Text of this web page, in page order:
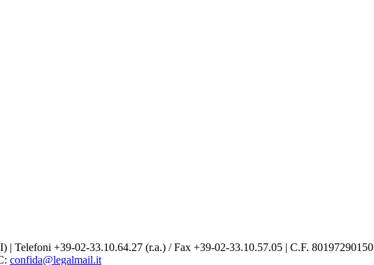
Telefoni +39-02-33.10.64.27 (r.a.) / Fax +39-02-33.10.57.05 | C.F. 80197290150
confida@legalmail.it